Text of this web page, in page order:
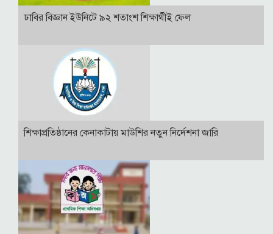
ঢাবির বিজ্ঞান ইউনিটে ৯২ শতাংশ শিক্ষার্থীই ফেল
শিক্ষাপ্রতিষ্ঠানের কেনাকাটায় মাউশির নতুন নির্দেশনা জারি